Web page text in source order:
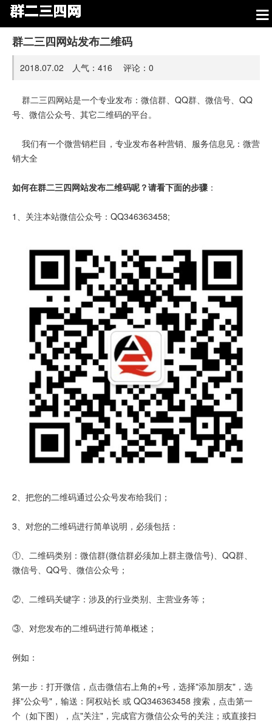
群二三四网站发布二维码
2018.07.02 人气： 416 评论： 0
群二三四网站是一个专业发布：微信群、QQ群、微信号、QQ
号、微信公众号、其它二维码的平台。
我们有一个微营销栏目，专业发布各种营销、服务信息见： 微营
销大全
如何在群二三四网站发布二维码呢？请看下面的步骤 ：
1、关注本站微信公众号：QQ346363458;
2、把您的二维码通过公众号发布给我们；
3、对您的二维码进行简单说明，必须包括：
①、二维码类别：微信群(微信群必须加上群主微信号)、QQ群、
微信号、QQ号、微信公众号；
②、二维码关键字：涉及的行业类别、主营业务等；
③、对您发布的二维码进行简单概述；
例如：
第一步：打开微信，点击微信右上角的+号，选择"添加朋友"，选
择"公众号"，输送：阿权站长 或 QQ346363458 搜索，点击第一
个（如下图），点"关注"，完成官方微信公众号的关注；或直接扫